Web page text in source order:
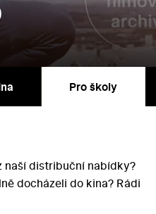
Pro školy
distribuční nabídky?
docházeli do kina? Rádi